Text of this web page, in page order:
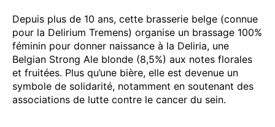
Depuis plus de 10 ans, cette brasserie belge (connue
pour la Delirium Tremens) organise un brassage 100%
féminin pour donner naissance à la Deliria, une
Belgian Strong Ale blonde (8,5%) aux notes florales
et fruitées. Plus qu’une bière, elle est devenue un
symbole de solidarité, notamment en soutenant des
associations de lutte contre le cancer du sein.